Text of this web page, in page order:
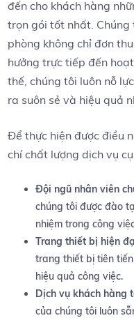
đến cho khách hàng
trọn ⁤gói tốt nhất.
phòng không chỉ đơn
hưởng trực tiếp đến
thế, chúng ​tôi⁣ luôn nỗ
ra suôn sẻ ⁢và hiệu quả
Để thực hiện được điều
chí⁢ chất lượng dịch vụ
Đội ngũ nhân viên
chúng tôi được ⁢đào
nhiệm trong ‌công
Trang thiết bị hiện
trang‌ thiết bị tiên
‍hiệu quả công việc.
Dịch vụ khách hàng
của chúng tôi luôn